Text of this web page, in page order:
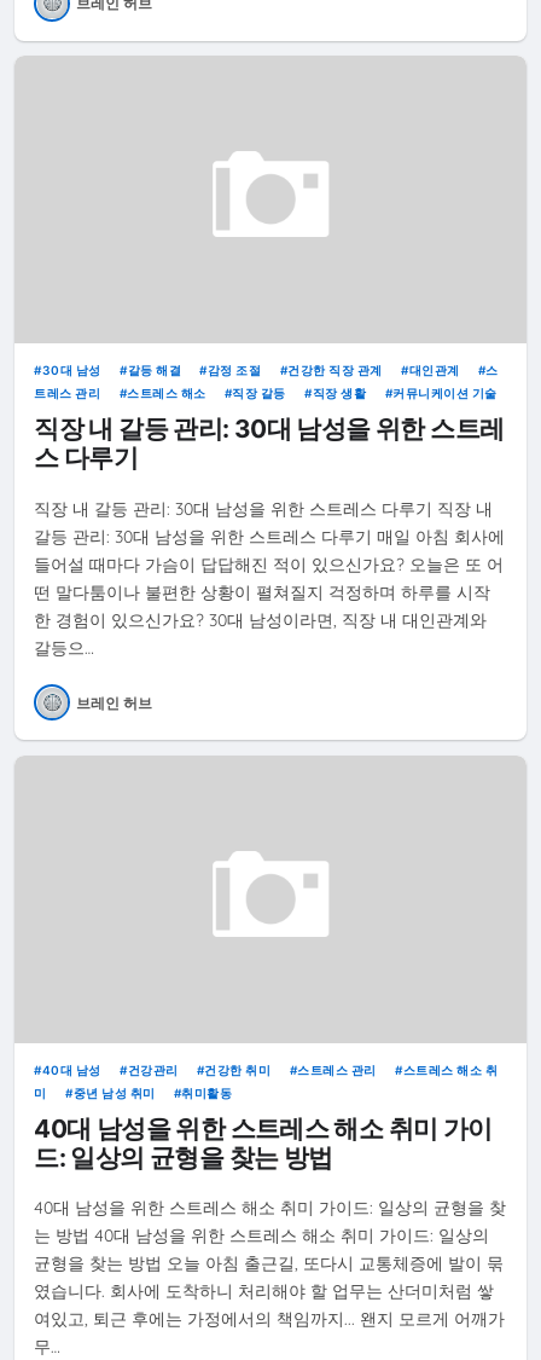
30대 남성 갈등 해결 감정 조절 건강한 직장 관계 대인관계
스
트레스 관리
스트레스 해소 직장 갈등 직장 생활 커뮤니케이션 기술
직장 내 갈등 관리: 30대 남성을 위한 스트레
스 다루기
직장 내 갈등 관리: 30대 남성을 위한 스트레스 다루기 직장 내
갈등 관리: 30대 남성을 위한 스트레스 다루기 매일 아침 회사에
들어설 때마다 가슴이 답답해진 적이 있으신가요? 오늘은 또 어
떤 말다툼이나 불편한 상황이 펼쳐질지 걱정하며 하루를 시작
한 경험이 있으신가요? 30대 남성이라면, 직장 내 대인관계와
갈등으…
브레인 허브
40대 남성 건강관리 건강한 취미 스트레스 관리
스트레스 해소 취
미
중년 남성 취미 취미활동
40대 남성을 위한 스트레스 해소 취미 가이
드: 일상의 균형을 찾는 방법
40대 남성을 위한 스트레스 해소 취미 가이드: 일상의 균형을 찾
는 방법 40대 남성을 위한 스트레스 해소 취미 가이드: 일상의
균형을 찾는 방법 오늘 아침 출근길, 또다시 교통체증에 발이 묶
였습니다. 회사에 도착하니 처리해야 할 업무는 산더미처럼 쌓
여있고, 퇴근 후에는 가정에서의 책임까지... 왠지 모르게 어깨가
무…